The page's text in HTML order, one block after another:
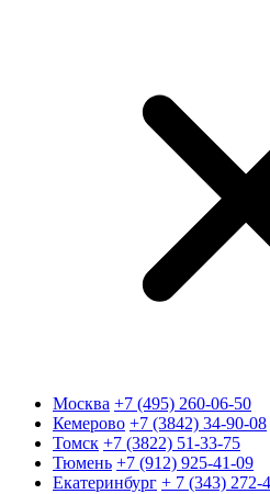
Москва +7 (495) 260-06-50
Кемерово +7 (3842) 34-90-08
Томск +7 (3822) 51-33-75
Тюмень +7 (912) 925-41-09
Екатеринбург + 7 (343) 272-